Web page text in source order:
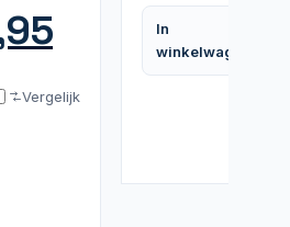
Vergelijk
In
winkelwagen